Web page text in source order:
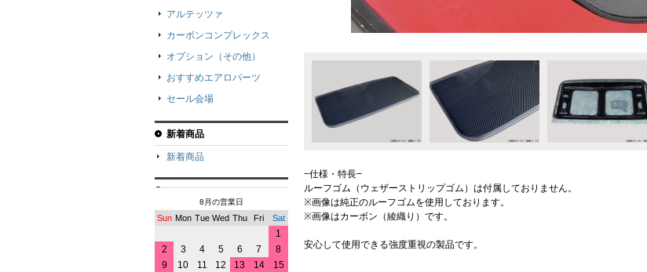
−仕様・特長−
ルーフゴム（ウェザーストリップゴム）は付属しておりません。
※画像は純正のルーフゴムを使用しております。
※画像はカーボン（綾織り）です。
安心して使用できる強度重視の製品です。
アルテッツァ
カーボンコンプレックス
オプション（その他）
おすすめエアロパーツ
セール会場
新着商品
新着商品
8月の営業日
Sun Mon Tue Wed Thu Fri Sat
1
2
3 4 5 6 7
8
9
10 11 12 13 14
15